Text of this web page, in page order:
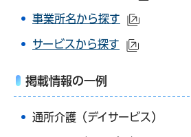
事業所名から探す
サービスから探す
掲載情報の一例
通所介護（デイサービス）